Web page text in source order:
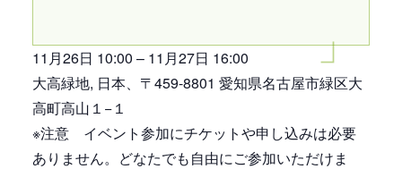
11月26日 10:00 – 11月27日 16:00
大高緑地, 日本、〒459-8801 愛知県名古屋市緑区大
高町高山１−１
※注意 イベント参加にチケットや申し込みは必要
ありません。どなたでも自由にご参加いただけま